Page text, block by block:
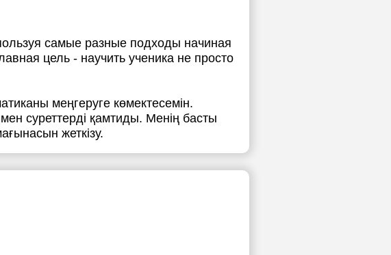
самые разные подходы начиная
цель - научить ученика не просто
меңгеруге көмектесемін.
суреттерді қамтиды. Менің басты
жеткізу.